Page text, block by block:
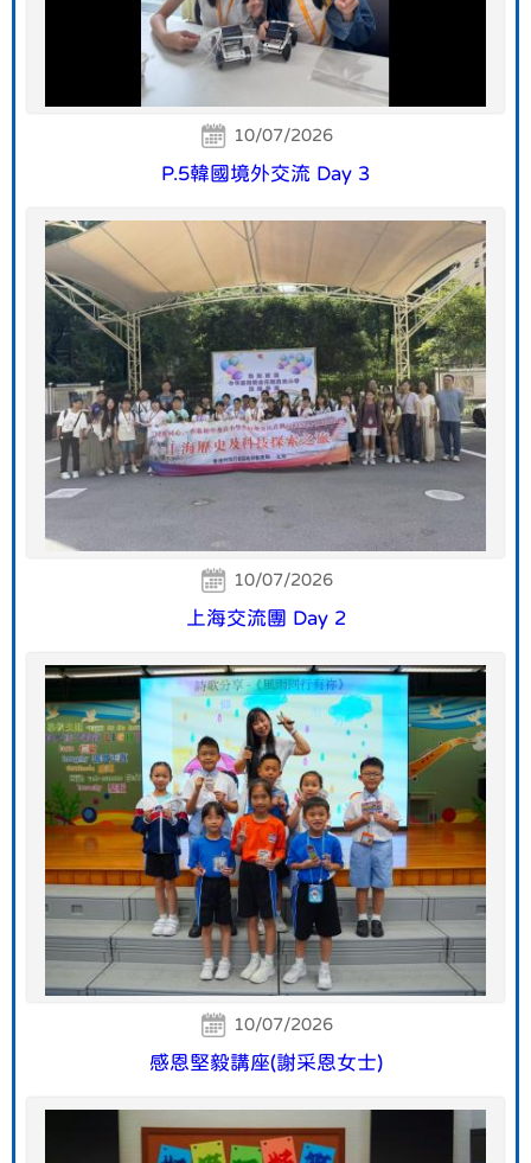
10/07/2026
P.5韓國境外交流 Day 3
10/07/2026
上海交流團 Day 2
10/07/2026
感恩堅毅講座(謝采恩女士)